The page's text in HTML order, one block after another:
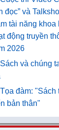
đọc” và
tài năng khoa
động truyền
2026
Sách và chúng
Tọa đàm: "Sách
bản thân"